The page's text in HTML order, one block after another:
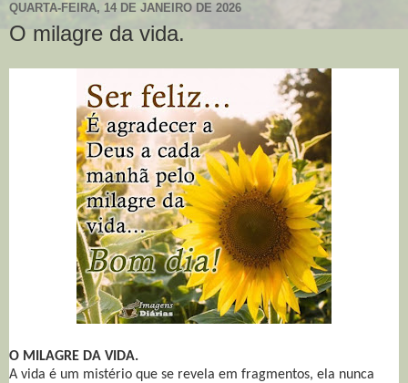
QUARTA-FEIRA, 14 DE JANEIRO DE 2026
O milagre da vida.
O MILAGRE DA VIDA.
A vida é um mistério que se revela em fragmentos, ela nunca